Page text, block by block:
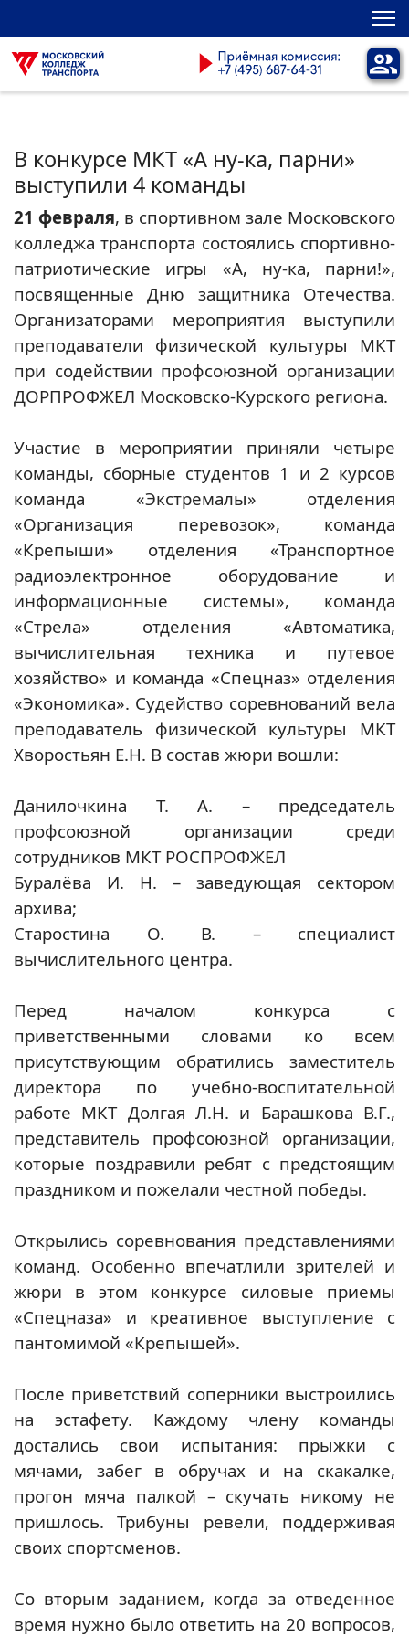
В конкурсе МКТ «А ну-ка, парни»
выступили 4 команды
21 февраля, в спортивном зале Московского
колледжа транспорта состоялись спортивно-
патриотические игры «А, ну-ка, парни!»,
посвященные Дню защитника Отечества.
Организаторами мероприятия выступили
преподаватели физической культуры МКТ
при содействии профсоюзной организации
ДОРПРОФЖЕЛ Московско-Курского региона.
Участие в мероприятии приняли четыре
команды, сборные студентов 1 и 2 курсов
команда «Экстремалы» отделения
«Организация перевозок», команда
«Крепыши» отделения «Транспортное
радиоэлектронное оборудование и
информационные системы», команда
«Стрела» отделения «Автоматика,
вычислительная техника и путевое
хозяйство» и команда «Спецназ» отделения
«Экономика». Судейство соревнований вела
преподаватель физической культуры МКТ
Хворостьян Е.Н. В состав жюри вошли:
Данилочкина Т. А. – председатель
профсоюзной организации среди
сотрудников МКТ РОСПРОФЖЕЛ
Буралёва И. Н. – заведующая сектором
архива;
Старостина О. В. – специалист
вычислительного центра.
Перед началом конкурса с
приветственными словами ко всем
присутствующим обратились заместитель
директора по учебно-воспитательной
работе МКТ Долгая Л.Н. и Барашкова В.Г.,
представитель профсоюзной организации,
которые поздравили ребят с предстоящим
праздником и пожелали честной победы.
Открылись соревнования представлениями
команд. Особенно впечатлили зрителей и
жюри в этом конкурсе силовые приемы
«Спецназа» и креативное выступление с
пантомимой «Крепышей».
После приветствий соперники выстроились
на эстафету. Каждому члену команды
достались свои испытания: прыжки с
мячами, забег в обручах и на скакалке,
прогон мяча палкой – скучать никому не
пришлось. Трибуны ревели, поддерживая
своих спортсменов.
Со вторым заданием, когда за отведенное
время нужно было ответить на 20 вопросов,